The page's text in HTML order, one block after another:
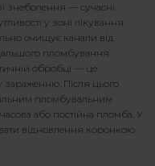
знеболення — сучасні
у зоні лікування.
очищує канали від
пломбування.
обробці — це
зараженню. Після цього
пломбувальним
або постійна пломба. У
відновлення коронкою